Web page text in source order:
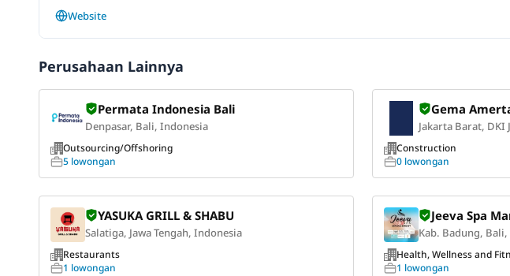
Website
Perusahaan Lainnya
Permata Indonesia Bali
Denpasar, Bali, Indonesia
Outsourcing/Offshoring
5 lowongan
Gema
Jakarta Barat, DKI
Construction
0 lowongan
YASUKA GRILL & SHABU
Salatiga, Jawa Tengah, Indonesia
Restaurants
1 lowongan
Jeeva Spa
Kab. Badung,
Health, Wellness and
1 lowongan